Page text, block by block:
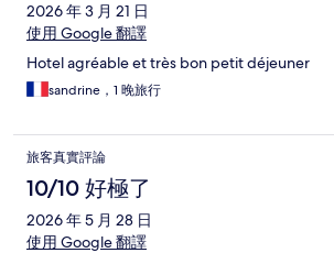
2026 年 3 月 21 日
使用 Google 翻譯
Hotel agréable et très bon petit déjeuner
sandrine，1 晚旅行
旅客真實評論
10/10 好極了
2026 年 5 月 28 日
使用 Google 翻譯